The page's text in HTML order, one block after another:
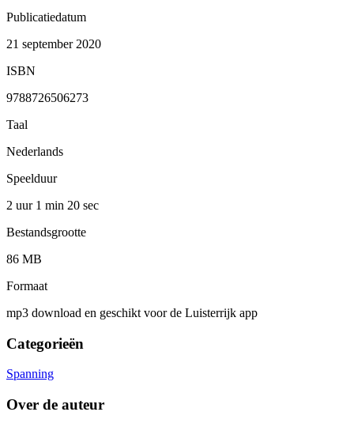
Publicatiedatum
21 september 2020
ISBN
9788726506273
Taal
Nederlands
Speelduur
2 uur 1 min 20 sec
Bestandsgrootte
86 MB
Formaat
mp3 download en geschikt voor de Luisterrijk app
Categorieën
Spanning
Over de auteur